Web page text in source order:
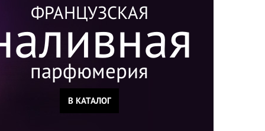
ФРАНЦУЗСКАЯ
парфюмерия
В КАТАЛОГ